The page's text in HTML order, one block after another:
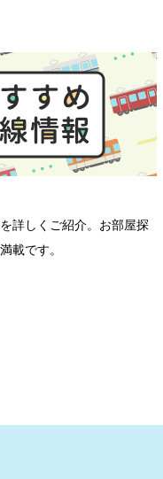
詳しくご紹介。お部屋探
載です。